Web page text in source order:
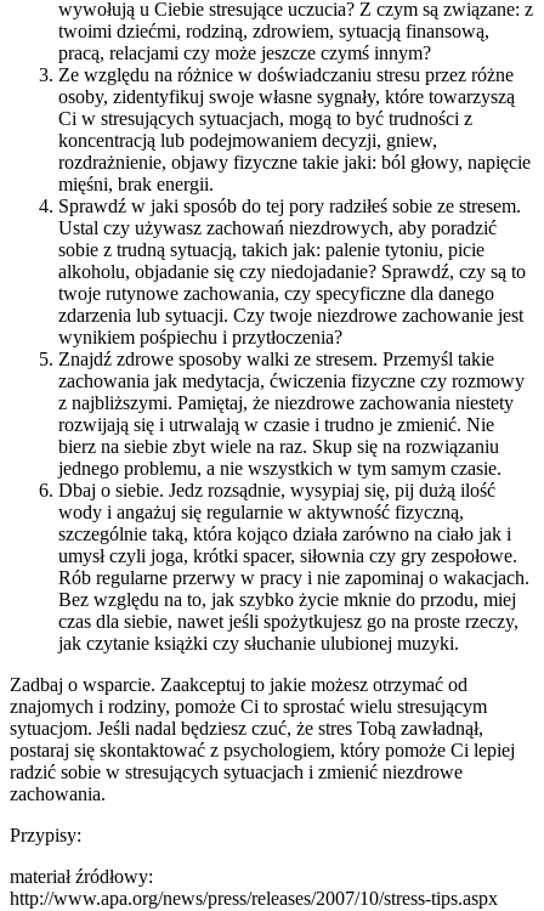
wywołują u Ciebie stresujące uczucia? Z czym są związane: z
twoimi dziećmi, rodziną, zdrowiem, sytuacją finansową,
pracą, relacjami czy może jeszcze czymś innym?
Ze względu na różnice w doświadczaniu stresu przez różne
osoby, zidentyfikuj swoje własne sygnały, które towarzyszą
Ci w stresujących sytuacjach, mogą to być trudności z
koncentracją lub podejmowaniem decyzji, gniew,
rozdrażnienie, objawy fizyczne takie jaki: ból głowy, napięcie
mięśni, brak energii.
Sprawdź w jaki sposób do tej pory radziłeś sobie ze stresem.
Ustal czy używasz zachowań niezdrowych, aby poradzić
sobie z trudną sytuacją, takich jak: palenie tytoniu, picie
alkoholu, objadanie się czy niedojadanie? Sprawdź, czy są to
twoje rutynowe zachowania, czy specyficzne dla danego
zdarzenia lub sytuacji. Czy twoje niezdrowe zachowanie jest
wynikiem pośpiechu i przytłoczenia?
Znajdź zdrowe sposoby walki ze stresem. Przemyśl takie
zachowania jak medytacja, ćwiczenia fizyczne czy rozmowy
z najbliższymi. Pamiętaj, że niezdrowe zachowania niestety
rozwijają się i utrwalają w czasie i trudno je zmienić. Nie
bierz na siebie zbyt wiele na raz. Skup się na rozwiązaniu
jednego problemu, a nie wszystkich w tym samym czasie.
Dbaj o siebie. Jedz rozsądnie, wysypiaj się, pij dużą ilość
wody i angażuj się regularnie w aktywność fizyczną,
szczególnie taką, która kojąco działa zarówno na ciało jak i
umysł czyli joga, krótki spacer, siłownia czy gry zespołowe.
Rób regularne przerwy w pracy i nie zapominaj o wakacjach.
Bez względu na to, jak szybko życie mknie do przodu, miej
czas dla siebie, nawet jeśli spożytkujesz go na proste rzeczy,
jak czytanie książki czy słuchanie ulubionej muzyki.
Zadbaj o wsparcie. Zaakceptuj to jakie możesz otrzymać od
znajomych i rodziny, pomoże Ci to sprostać wielu stresującym
sytuacjom. Jeśli nadal będziesz czuć, że stres Tobą zawładnął,
postaraj się skontaktować z psychologiem, który pomoże Ci lepiej
radzić sobie w stresujących sytuacjach i zmienić niezdrowe
zachowania.
Przypisy:
materiał źródłowy:
http://www.apa.org/news/press/releases/2007/10/stress-tips.aspx